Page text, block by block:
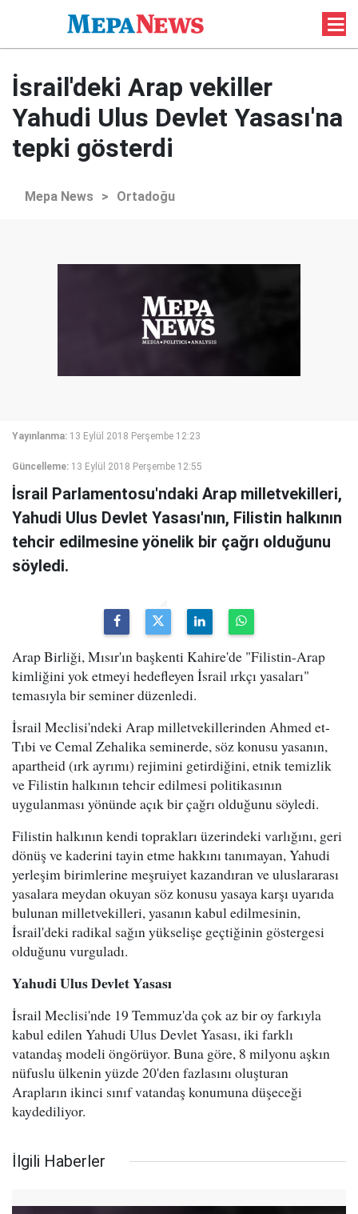
İsrail'deki Arap vekiller
Yahudi Ulus Devlet Yasası'na
tepki gösterdi
Mepa News > Ortadoğu
Yayınlanma: 13 Eylül 2018 Perşembe 12:23
Güncelleme: 13 Eylül 2018 Perşembe 12:55
İsrail Parlamentosu'ndaki Arap milletvekilleri,
Yahudi Ulus Devlet Yasası'nın, Filistin halkının
tehcir edilmesine yönelik bir çağrı olduğunu
söyledi.
Arap Birliği, Mısır'ın başkenti Kahire'de "Filistin-Arap
kimliğini yok etmeyi hedefleyen İsrail ırkçı yasaları"
temasıyla bir seminer düzenledi.
İsrail Meclisi'ndeki Arap milletvekillerinden Ahmed et-
Tıbi ve Cemal Zehalika seminerde, söz konusu yasanın,
apartheid (ırk ayrımı) rejimini getirdiğini, etnik temizlik
ve Filistin halkının tehcir edilmesi politikasının
uygulanması yönünde açık bir çağrı olduğunu söyledi.
Filistin halkının kendi toprakları üzerindeki varlığını, geri
dönüş ve kaderini tayin etme hakkını tanımayan, Yahudi
yerleşim birimlerine meşruiyet kazandıran ve uluslararası
yasalara meydan okuyan söz konusu yasaya karşı uyarıda
bulunan milletvekilleri, yasanın kabul edilmesinin,
İsrail'deki radikal sağın yükselişe geçtiğinin göstergesi
olduğunu vurguladı.
Yahudi Ulus Devlet Yasası
İsrail Meclisi'nde 19 Temmuz'da çok az bir oy farkıyla
kabul edilen Yahudi Ulus Devlet Yasası, iki farklı
vatandaş modeli öngörüyor. Buna göre, 8 milyonu aşkın
nüfuslu ülkenin yüzde 20'den fazlasını oluşturan
Arapların ikinci sınıf vatandaş konumuna düşeceği
kaydediliyor.
İlgili Haberler